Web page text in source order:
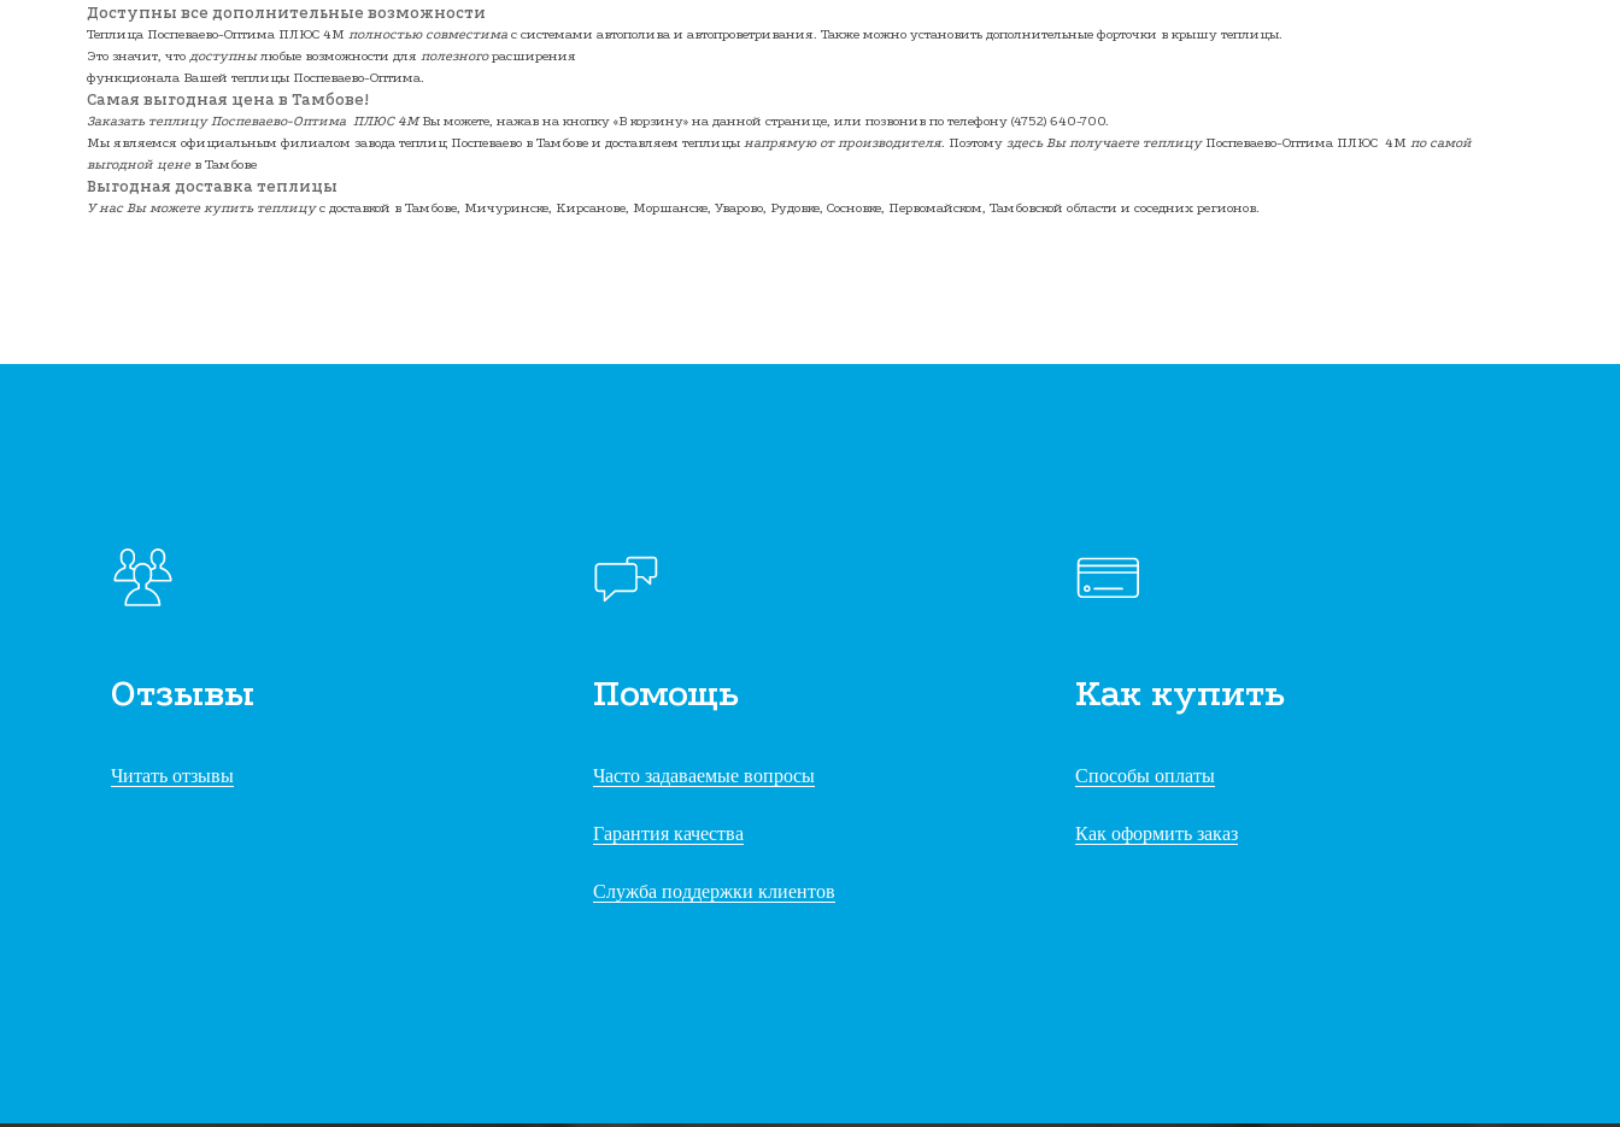
Доступны все дополнительные возможности
Теплица Поспеваево-Оптима ПЛЮС 4М полностью совместима с системами автополива и автопроветривания. Также можно установить дополнительные форточки в крышу теплицы.
Это значит, что доступнылюбые возможности для полезногорасширения
функционала Вашей теплицы Поспеваево-Оптима.
Самая выгодная цена в Тамбове!
Заказать теплицу Поспеваево-Оптима ПЛЮС 4МВы можете, нажав на кнопку «В корзину» на данной странице, или позвонив по телефону (4752) 640-700.
Мы являемся официальным филиалом завода теплиц Поспеваево в Тамбове и доставляем теплицы напрямую от производителя. Поэтому здесь Вы получаете теплицуПоспеваево-Оптима ПЛЮС 4М по самой
выгодной ценев Тамбове
Выгодная доставка теплицы
У нас Вы можете купить теплицус доставкой в Тамбове, Мичуринске, Кирсанове, Моршанске, Уварово, Рудовке, Сосновке, Первомайском, Тамбовской области и соседних регионов.
Отзывы
Читать отзывы
Помощь
Часто задаваемые вопросы
Гарантия качества
Служба поддержки клиентов
Как купить
Способы оплаты
Как оформить заказ